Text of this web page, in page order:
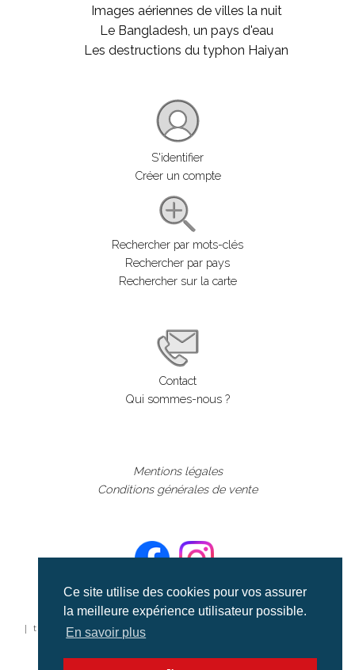
Ce site utilise des cookies pour vos assurer
la meilleure expérience utilisateur possible.
En savoir plus
Images aériennes de villes la nuit
Le Bangladesh, un pays d'eau
Les destructions du typhon Haiyan
S'identifier
Créer un compte
Rechercher par mots-clés
Rechercher par pays
Rechercher sur la carte
Contact
Qui sommes-nous ?
Mentions légales
Conditions générales de vente
©aerialcollection marque déposée 2024
| tous droits réservés | aerialcollection.fr banque d'images
aériennes et documentaires video et cinéma |